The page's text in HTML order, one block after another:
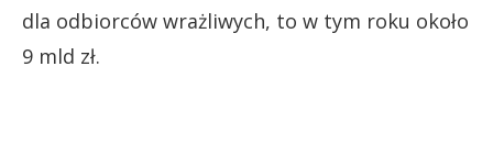
dla odbiorców wrażliwych, to w tym roku około
9 mld zł.